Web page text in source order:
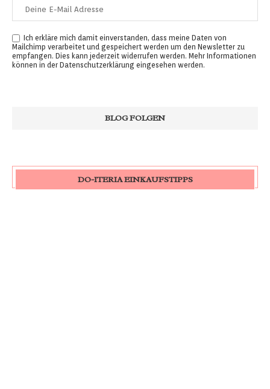
Ich erkläre mich damit einverstanden, dass meine Daten von
Mailchimp verarbeitet und gespeichert werden um den Newsletter zu
empfangen. Dies kann jederzeit widerrufen werden. Mehr Informationen
können in der Datenschutzerklärung eingesehen werden.
DO-ITERIA EINKAUFSTIPPS